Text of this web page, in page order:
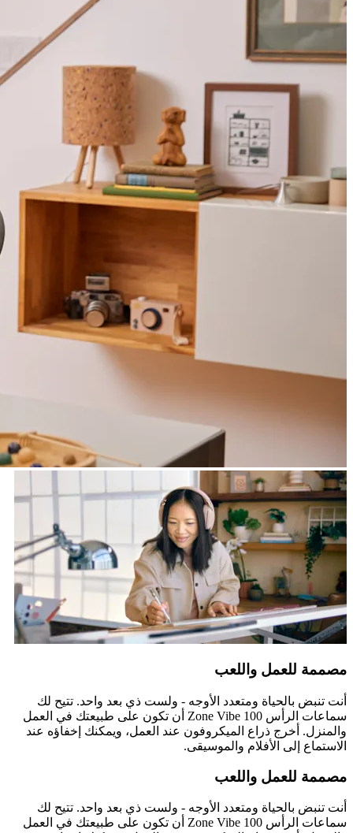
مصممة للعمل واللعب
أنت تنبض بالحياة ومتعدد الأوجه - ولست ذي بعد واحد. تتيح لك
سماعات الرأس Zone Vibe 100 أن تكون على طبيعتك في العمل
والمنزل. أخرج ذراع الميكروفون عند العمل، ويمكنك إخفاؤه عند
الاستماع إلى الأفلام والموسيقى.
مصممة للعمل واللعب
أنت تنبض بالحياة ومتعدد الأوجه - ولست ذي بعد واحد. تتيح لك
سماعات الرأس Zone Vibe 100 أن تكون على طبيعتك في العمل